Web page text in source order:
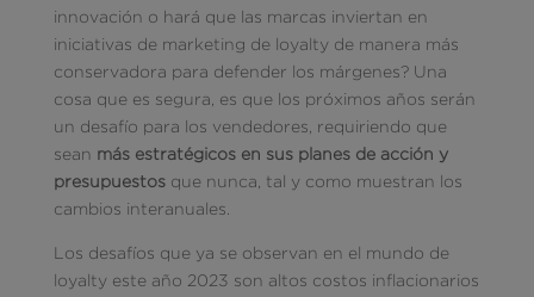
innovación o hará que las marcas inviertan en
iniciativas de marketing de loyalty de manera más
conservadora para defender los márgenes? Una
cosa que es segura, es que los próximos años serán
un desafío para los vendedores, requiriendo que
sean más estratégicos en sus planes de acción y
presupuestosque nunca, tal y como muestran los
cambios interanuales.
Los desafíos que ya se observan en el mundo de
loyalty este año 2023 son altos costos inflacionarios